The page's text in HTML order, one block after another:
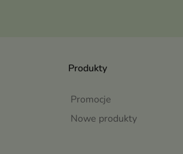
Produkty
Promocje
Nowe produkty